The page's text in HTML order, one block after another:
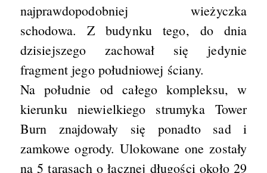
najprawdopodobniej wieżyczka
schodowa. Z budynku tego, do dnia
dzisiejszego zachował się jedynie
fragment jego południowej ściany.
Na południe od całego kompleksu, w
kierunku niewielkiego strumyka Tower
Burn znajdowały się ponadto sad i
zamkowe ogrody. Ulokowane one zostały
na 5 tarasach o łącznej długości około 29